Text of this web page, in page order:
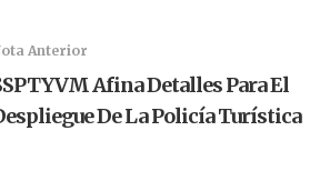
Anterior
Afina Detalles Para El
De La Policía Turística